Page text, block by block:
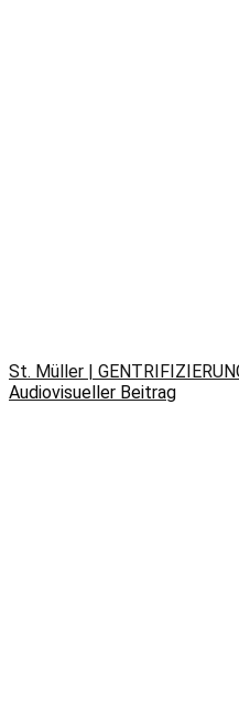
St. Müller |
Audiovisueller Beitrag